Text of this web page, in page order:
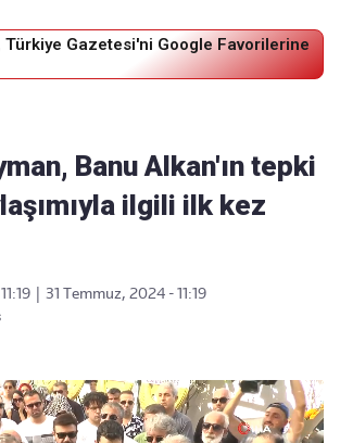
Türkiye Gazetesi'ni Google Favorilerine
Banu Alkan'ın tepki
ilgili ilk kez
31 Temmuz, 2024 - 11:19